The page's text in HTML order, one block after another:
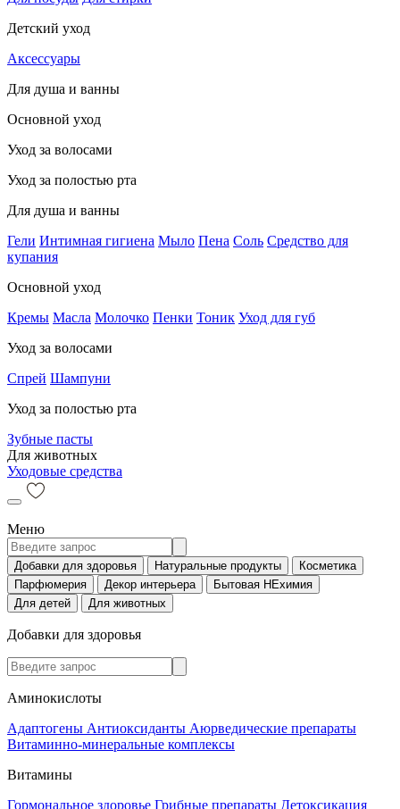
Детский уход
Аксессуары
Для душа и ванны
Основной уход
Уход за волосами
Уход за полостью рта
Для душа и ванны
Гели Интимная гигиена Мыло Пена Соль Средство для
купания
Основной уход
Кремы Масла Молочко Пенки Тоник Уход для губ
Уход за волосами
Спрей Шампуни
Уход за полостью рта
Зубные пасты
Для животных
Уходовые средства
Меню
Добавки для здоровья Натуральные продукты
Косметика
Парфюмерия
Декор интерьера
Бытовая НЕхимия
Для детей
Для животных
Добавки для здоровья
Аминокислоты
Адаптогены Антиоксиданты Аюрведические препараты
Витаминно-минеральные комплексы
Витамины
Гормональное здоровье Грибные препараты Детоксикация